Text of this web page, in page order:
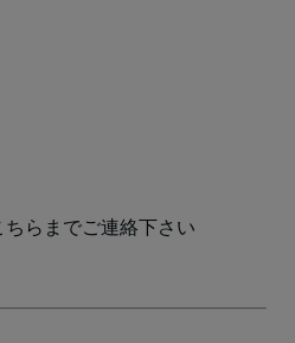
らまでご連絡下さい